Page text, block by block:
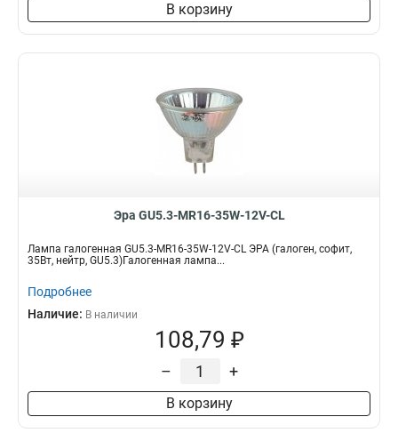
В корзину
Эра GU5.3-MR16-35W-12V-CL
Лампа галогенная GU5.3-MR16-35W-12V-CL ЭРА (галоген, софит,
35Вт, нейтр, GU5.3)Галогенная лампа...
Подробнее
Наличие: В наличии
108,79 ₽
– +
В корзину